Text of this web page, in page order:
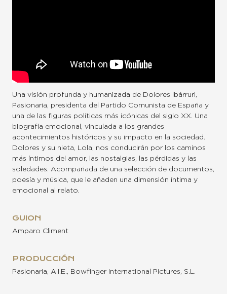
Una visión profunda y humanizada de Dolores Ibárruri,
Pasionaria, presidenta del Partido Comunista de España y
una de las figuras políticas más icónicas del siglo XX. Una
biografía emocional, vinculada a los grandes
acontecimientos históricos y su impacto en la sociedad.
Dolores y su nieta, Lola, nos conducirán por los caminos
más íntimos del amor, las nostalgias, las pérdidas y las
soledades. Acompañada de una selección de documentos,
poesía y música, que le añaden una dimensión íntima y
emocional al relato.
GUION
Amparo Climent
PRODUCCIÓN
Pasionaria, A.I.E., Bowfinger International Pictures, S.L.